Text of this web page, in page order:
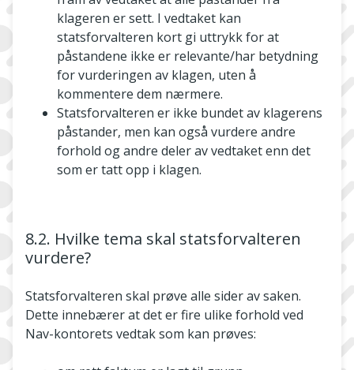
klageren er sett. I vedtaket kan
statsforvalteren kort gi uttrykk for at
påstandene ikke er relevante/har betydning
for vurderingen av klagen, uten å
kommentere dem nærmere.
Statsforvalteren er ikke bundet av klagerens
påstander, men kan også vurdere andre
forhold og andre deler av vedtaket enn det
som er tatt opp i klagen.
8.2. Hvilke tema skal statsforvalteren
vurdere?
Statsforvalteren skal prøve alle sider av saken.
Dette innebærer at det er fire ulike forhold ved
Nav-­kontorets vedtak som kan prøves: